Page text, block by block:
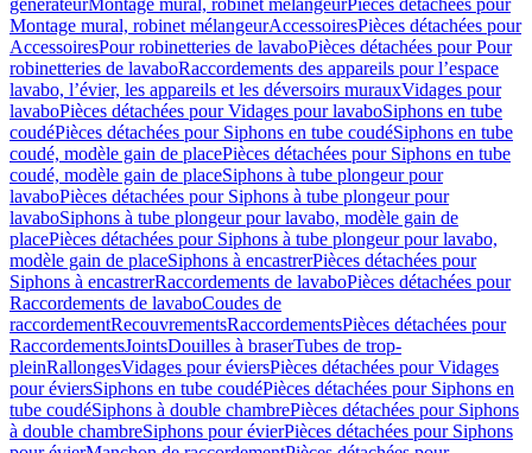
générateurMontage mural, robinet mélangeurPièces détachées pour
Montage mural, robinet mélangeurAccessoiresPièces détachées pour
AccessoiresPour robinetteries de lavaboPièces détachées pour Pour
robinetteries de lavaboRaccordements des appareils pour l’espace
lavabo, l’évier, les appareils et les déversoirs murauxVidages pour
lavaboPièces détachées pour Vidages pour lavaboSiphons en tube
coudéPièces détachées pour Siphons en tube coudéSiphons en tube
coudé, modèle gain de placePièces détachées pour Siphons en tube
coudé, modèle gain de placeSiphons à tube plongeur pour
lavaboPièces détachées pour Siphons à tube plongeur pour
lavaboSiphons à tube plongeur pour lavabo, modèle gain de
placePièces détachées pour Siphons à tube plongeur pour lavabo,
modèle gain de placeSiphons à encastrerPièces détachées pour
Siphons à encastrerRaccordements de lavaboPièces détachées pour
Raccordements de lavaboCoudes de
raccordementRecouvrementsRaccordementsPièces détachées pour
RaccordementsJointsDouilles à braserTubes de trop-
pleinRallongesVidages pour éviersPièces détachées pour Vidages
pour éviersSiphons en tube coudéPièces détachées pour Siphons en
tube coudéSiphons à double chambrePièces détachées pour Siphons
à double chambreSiphons pour évierPièces détachées pour Siphons